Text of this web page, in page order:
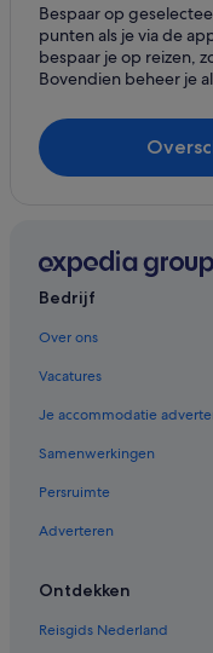
Bespaar op
punten als je via de
bespaar je op reizen,
Bovendien beheer je
Bedrijf
Over ons
Vacatures
Je accommodatie
Samenwerkingen
Persruimte
Adverteren
Ontdekken
Reisgids Nederland